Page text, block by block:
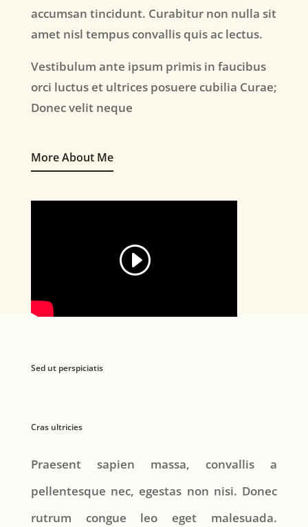
accumsan tincidunt. Curabitur non nulla sit
amet nisl tempus convallis quis ac lectus.
Vestibulum ante ipsum primis in faucibus
orci luctus et ultrices posuere cubilia Curae;
Donec velit neque
More About Me
Sed ut perspiciatis
Cras ultricies
Praesent sapien massa, convallis a
pellentesque nec, egestas non nisi. Donec
rutrum congue leo eget malesuada.